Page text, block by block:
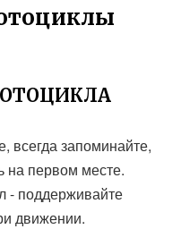
всегда запоминайте,
на первом месте.
- поддерживайте
движении.